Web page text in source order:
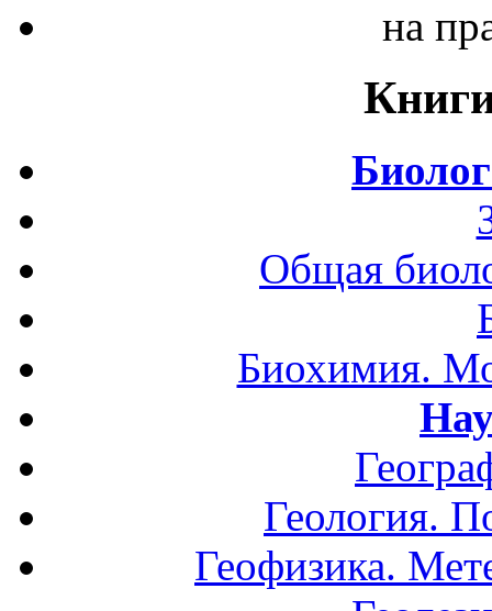
на
Общая
Биохимия.
Геология.
Геофизика.